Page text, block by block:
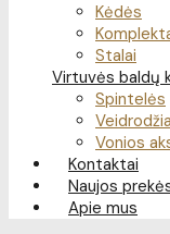
Kėdės
Stalai
Virtuvės baldų
Spintelės
Vonios
Kontaktai
Naujos
Apie mus